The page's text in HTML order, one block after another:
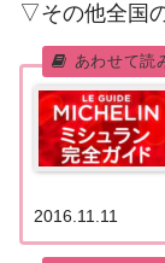
▽その他全国
2016.11.11